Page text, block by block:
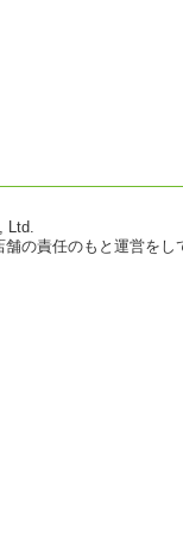
Ltd.
の責任のもと運営をし